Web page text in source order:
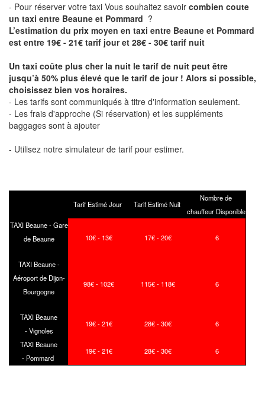
- Pour réserver votre taxi Vous souhaitez savoir combien coute
un taxi entre Beaune et Pommard ?
L’estimation du prix moyen en taxi entre Beaune et Pommard
est entre 19€ - 21€ tarif jour et 28€ - 30€ tarif nuit
Un taxi coûte plus cher la nuit le tarif de nuit peut être
jusqu’à 50% plus élevé que le tarif de jour ! Alors si possible,
choisissez bien vos horaires.
- Les tarifs sont communiqués à titre d'information seulement.
- Les frais d'approche (Si réservation) et les suppléments
baggages sont à ajouter
- Utilisez notre simulateur de tarif pour estimer.
Tarif Estimé Jour Tarif Estimé Nuit
Nombre de
chauffeur Disponible
TAXI Beaune - Gare
de Beaune
10€ - 13€ 17€ - 20€ 6
TAXI Beaune -
Aéroport de Dijon-
Bourgogne
98€ - 102€ 115€ - 118€ 6
TAXI Beaune
- Vignoles
19€ - 21€ 28€ - 30€ 6
TAXI Beaune
- Pommard
19€ - 21€ 28€ - 30€ 6